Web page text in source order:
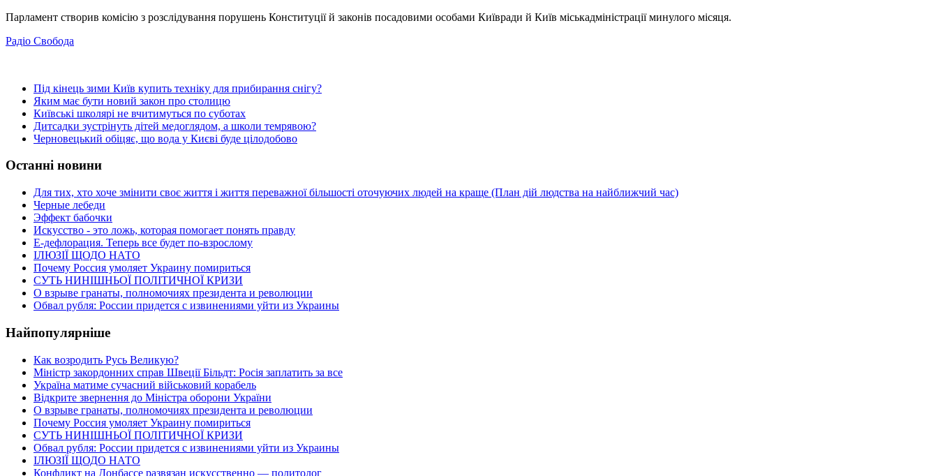
Парламент створив комісію з розслідування порушень Конституції й законів посадовими особами Київради й Київ міськадміністрації минулого місяця.
Радіо Свобода
Під кінець зими Київ купить техніку для прибирання снігу?
Яким має бути новий закон про столицю
Київські школярі не вчитимуться по суботах
Дитсадки зустрінуть дітей медоглядом, а школи темрявою?
Черновецький обіцяє, що вода у Києві буде цілодобово
Останні новини
Для тих, хто хоче змінити своє життя і життя переважної більшості оточуючих людей на краще (План дій людства на найближчий час)
Черные лебеди
Эффект бабочки
Искусство - это ложь, которая помогает понять правду
Е-дефлорация. Теперь все будет по-взрослому
ІЛЮЗІЇ ЩОДО НАТО
Почему Россия умоляет Украину помириться
СУТЬ НИНІШНЬОЇ ПОЛІТИЧНОЇ КРИЗИ
О взрыве гранаты, полномочиях президента и революции
Обвал рубля: России придется с извинениями уйти из Украины
Найпопулярніше
Как возродить Русь Великую?
Міністр закордонних справ Швеції Більдт: Росія заплатить за все
Україна матиме сучасний військовий корабель
Відкрите звернення до Міністра оборони України
О взрыве гранаты, полномочиях президента и революции
Почему Россия умоляет Украину помириться
СУТЬ НИНІШНЬОЇ ПОЛІТИЧНОЇ КРИЗИ
Обвал рубля: России придется с извинениями уйти из Украины
ІЛЮЗІЇ ЩОДО НАТО
Конфликт на Донбассе развязан искусственно — политолог